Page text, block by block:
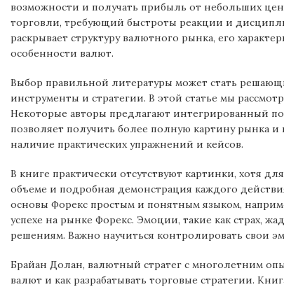
возможности и получать прибыль от небольших
торговли, требующий быстроты реакции и
раскрывает структуру валютного рынка, его
особенности валют.
Выбор правильной литературы может стать
инструменты и стратегии. В этой статье мы
Некоторые авторы предлагают интегрированный
позволяет получить более полную картину рынка
наличие практических упражнений и кейсов.
В книге практически отсутствуют картинки, хотя
объеме и подробная демонстрация каждого
основы Форекс простым и понятным языком,
успехе на рынке Форекс. Эмоции‚ такие как страх‚
решениям. Важно научиться контролировать свои
Брайан Долан, валютный стратег с многолетним
валют и как разрабатывать торговые стратегии.